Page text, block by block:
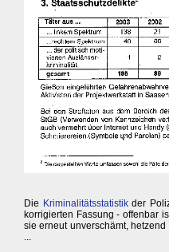
Die Kriminalitätsstatistikder
korrigierten Fassung - offenbar
sie erneut unverschämt,
...